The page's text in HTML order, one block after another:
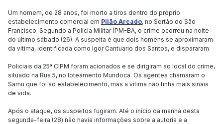
Um homem, de 28 anos, foi morto a tiros dentro do próprio
estabelecimento comercial em Pilão Arcado, no Sertão do São
Francisco. Segundo a Polícia Militar (PM-BA, o crime ocorreu na noite
do último sábado (26). A suspeita é que dois homens se aproximaram
da vítima, identificada como Igor Cantuario dos Santos, e dispararam.
Policiais da 25ª CIPM foram acionados e se dirigiram ao local do crime,
situado na Rua 5, no loteamento Mundoca. Os agentes chamaram o
Samu que foi ao estabelecimento, mas a vítima não tinha mais sinais
de vida.
Após o ataque, os suspeitos fugiram. Até o início da manhã desta
segunda-feira (28) não havia informações sobre a autoria e a